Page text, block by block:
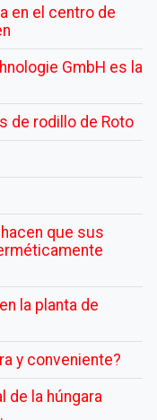
en el centro de
GmbH es la
de rodillo de Roto
que sus
la planta de
y conveniente?
de la húngara